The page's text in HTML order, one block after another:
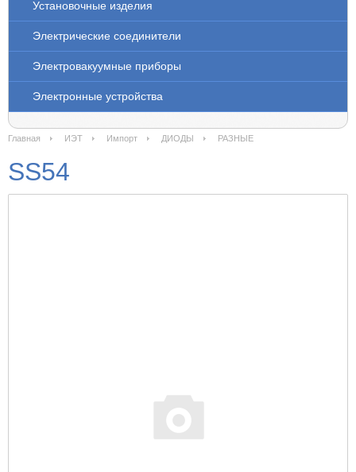
Установочные изделия
Электрические соединители
Электровакуумные приборы
Электронные устройства
Главная ИЭТ Импорт ДИОДЫ РАЗНЫЕ
SS54